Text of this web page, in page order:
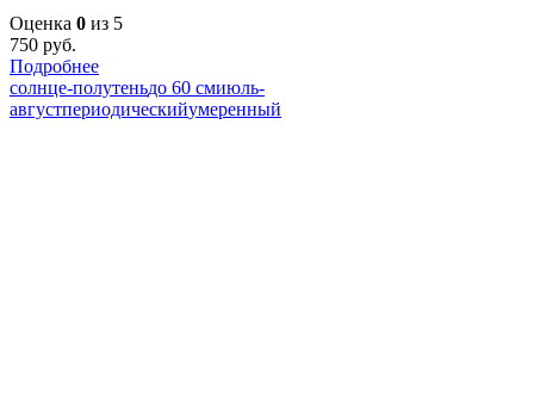
Оценка 0 из 5
750 руб.
Подробнее
солнце-полутеньдо 60 смиюль-
августпериодическийумеренный